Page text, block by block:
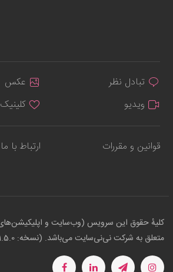
تبادل نظر
عکس
ویدیو
کلینیک
قوانین و مقررات ارتباط با ما
کلیهٔ حقوق این سرویس (وب‌سایت و
متعلق به شرکت نی‌نی‌سایت می‌باشد. (نسخه: 1.5.0)